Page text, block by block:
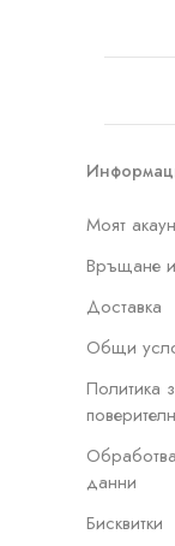
Моят
Връщане
Доставка
Общи
Политика
данни
Бисквитки